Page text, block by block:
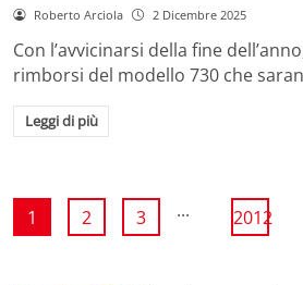
Roberto Arciola 2 Dicembre 2025
Con l’avvicinarsi della fine
rimborsi del modello 730 che
Leggi di più
1 2 3 ... 2012